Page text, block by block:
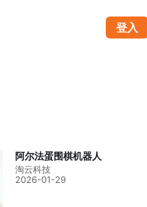
登入
阿尔法蛋围棋机器人
淘云科技
2026-01-29